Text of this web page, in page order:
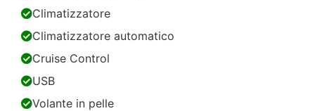
Climatizzatore
Climatizzatore automatico
Cruise Control
USB
Volante in pelle